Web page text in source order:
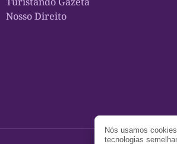
Nosso Direito
Nós usamos
tecnologias